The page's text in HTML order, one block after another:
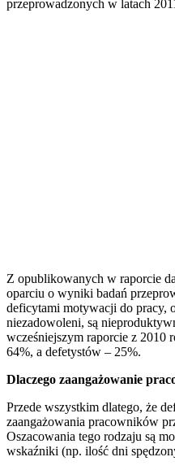
przeprowadzonych w latach
Z opublikowanych w raporcie
oparciu o wyniki badań
deficytami motywacji do pracy,
niezadowoleni, są
wcześniejszym raporcie z 2010
64%, a defetystów – 25%.
Dlaczego zaangażowanie
Przede wszystkim dlatego, że
zaangażowania pracowników
Oszacowania tego rodzaju są
wskaźniki (np. ilość dni